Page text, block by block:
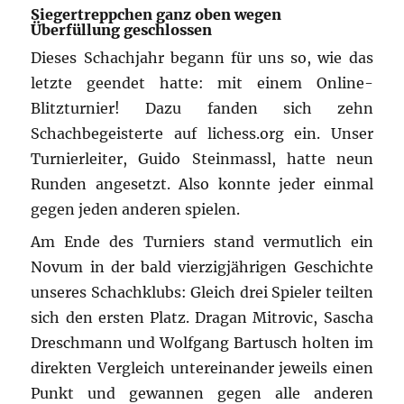
Siegertreppchen ganz oben wegen
Überfüllung geschlossen
Dieses Schachjahr begann für uns so, wie das
letzte geendet hatte: mit einem Online-
Blitzturnier!
Dazu fanden sich zehn
Schachbegeisterte auf lichess.org ein. Unser
Turnierleiter, Guido Steinmassl, hatte neun
Runden angesetzt. Also konnte jeder einmal
gegen jeden anderen spielen.
Am Ende des Turniers stand vermutlich ein
Novum in der bald vierzigjährigen Geschichte
unseres Schachklubs: Gleich drei Spieler teilten
sich den ersten Platz. Dragan Mitrovic, Sascha
Dreschmann und Wolfgang Bartusch holten im
direkten Vergleich untereinander jeweils einen
Punkt und gewannen gegen alle anderen